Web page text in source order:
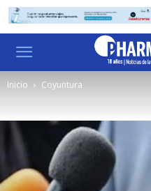
Inicio Coyuntura